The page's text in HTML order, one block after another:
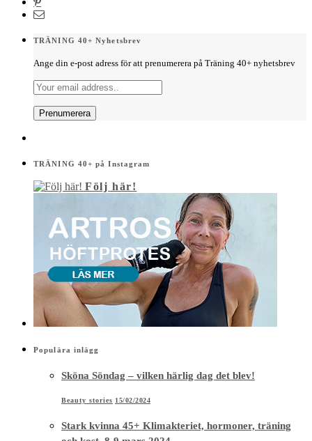
TRÄNING 40+ Nyhetsbrev
Ange din e-post adress för att prenumerera på Träning 40+ nyhetsbrev
TRÄNING 40+ på Instagram
Följ här!
Populära inlägg
Sköna Söndag – vilken härlig dag det blev!
Beauty stories 15/02/2024
Stark kvinna 45+ Klimakteriet, hormoner, träning